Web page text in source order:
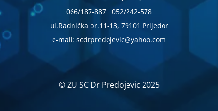
066/187-887 i 052/242-578
ul.Radnička br.11-13, 79101 Prijedor
e-mail: scdrpredojevic@yahoo.com
© ZU SC Dr Predojevic 2025